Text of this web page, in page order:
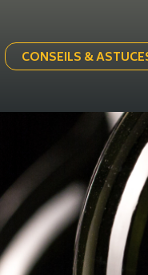
CONSEILS &